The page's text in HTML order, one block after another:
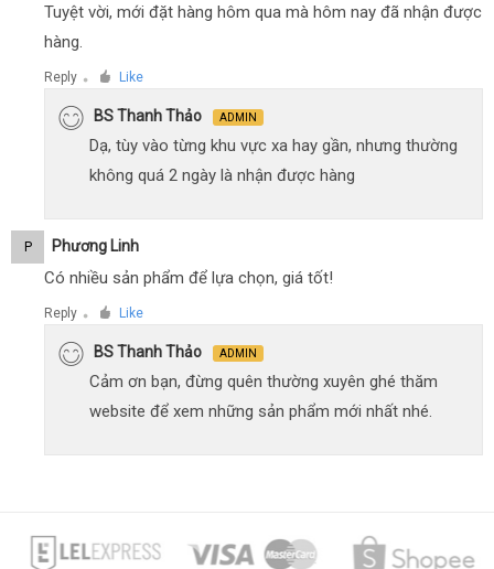
Tuyệt vời, mới đặt hàng hôm qua mà hôm nay đã nhận được
hàng.
Reply ● Like
BS Thanh Thảo ADMIN
Dạ, tùy vào từng khu vực xa hay gần, nhưng thường
không quá 2 ngày là nhận được hàng
P Phương Linh
Có nhiều sản phẩm để lựa chọn, giá tốt!
Reply ● Like
BS Thanh Thảo ADMIN
Cảm ơn bạn, đừng quên thường xuyên ghé thăm
website để xem những sản phẩm mới nhất nhé.